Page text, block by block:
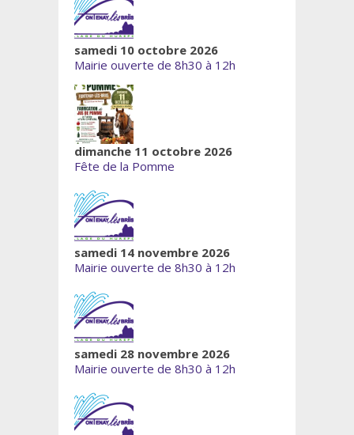
samedi 10 octobre 2026
Mairie ouverte de 8h30 à 12h
dimanche 11 octobre 2026
Fête de la Pomme
samedi 14 novembre 2026
Mairie ouverte de 8h30 à 12h
samedi 28 novembre 2026
Mairie ouverte de 8h30 à 12h